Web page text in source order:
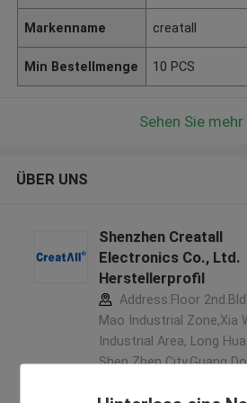
Markenname creatall
Min Bestellmenge 10 PCS
Sehen Sie mehr
ÜBER UNS
Shenzhen Creatall
Electronics Co., Ltd.
Herstellerprofil
Address:Floor
Mao Industrial Zone,Xia
Industrial Area, Long
Shen Zhen City,Guang